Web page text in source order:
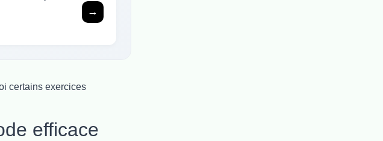
→
certains exercices
efficace